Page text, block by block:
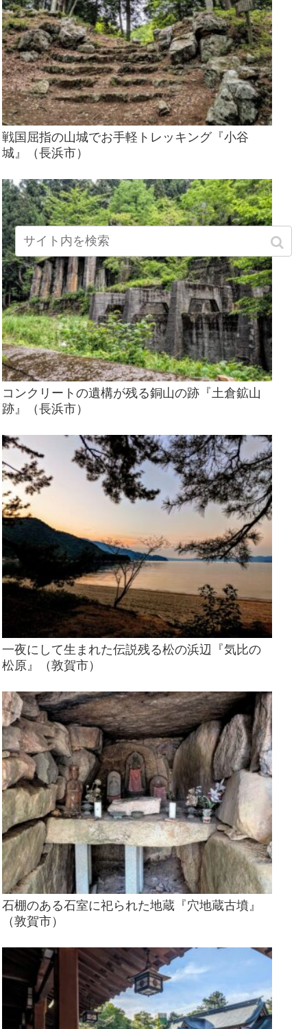
戦国屈指の山城でお手軽トレッキング『小谷
城』（長浜市）
コンクリートの遺構が残る銅山の跡『土倉鉱山
跡』（長浜市）
一夜にして生まれた伝説残る松の浜辺『気比の
松原』（敦賀市）
石棚のある石室に祀られた地蔵『穴地蔵古墳』
（敦賀市）